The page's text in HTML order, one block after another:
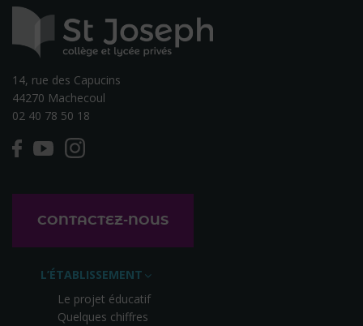
14, rue des Capucins
44270 Machecoul
02 40 78 50 18
CONTACTEZ-NOUS
L’ÉTABLISSEMENT
Le projet éducatif
Quelques chiffres